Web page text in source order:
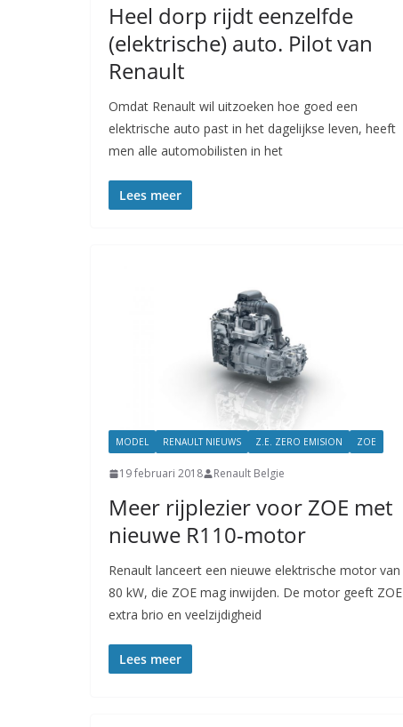
Heel dorp rijdt eenzelfde
(elektrische) auto. Pilot van
Renault
Omdat Renault wil uitzoeken hoe goed een
elektrische auto past in het dagelijkse leven, heeft
men alle automobilisten in het
Lees meer
MODEL RENAULT NIEUWS Z.E. ZERO EMISION ZOE
19 februari 2018 Renault Belgie
Meer rijplezier voor ZOE met
nieuwe R110-motor
Renault lanceert een nieuwe elektrische motor van
80 kW, die ZOE mag inwijden. De motor geeft ZOE
extra brio en veelzijdigheid
Lees meer